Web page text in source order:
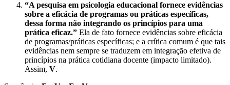
“A pesquisa em psicologia educacional fornece evidências
sobre a eficácia de programas ou práticas específicas,
dessa forma não integrando os princípios para uma
prática eficaz.” Ela de fato fornece evidências sobre eficácia
de programas/práticas específicas; e a crítica comum é que tais
evidências nem sempre se traduzem em integração efetiva de
princípios na prática cotidiana docente (impacto limitado).
Assim, V.